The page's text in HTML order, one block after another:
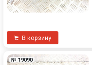
В корзину
№ 19090